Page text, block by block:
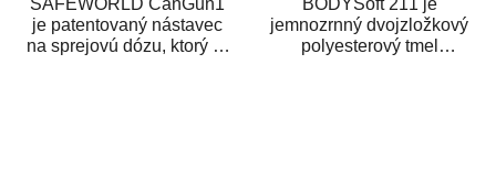
SAFEWORLD CanGun1
je patentovaný nástavec
na sprejovú dózu, ktorý ju
BODYSoft 211 je
jemnozrnný dvojzložkový
polyesterový tmel